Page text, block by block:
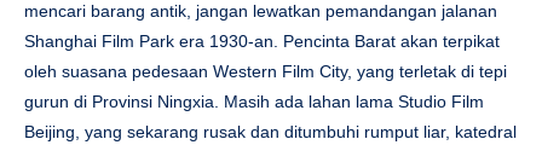
mencari barang antik, jangan lewatkan pemandangan jalanan
Shanghai Film Park era 1930-an. Pencinta Barat akan terpikat
oleh suasana pedesaan Western Film City, yang terletak di tepi
gurun di Provinsi Ningxia. Masih ada lahan lama Studio Film
Beijing, yang sekarang rusak dan ditumbuhi rumput liar, katedral